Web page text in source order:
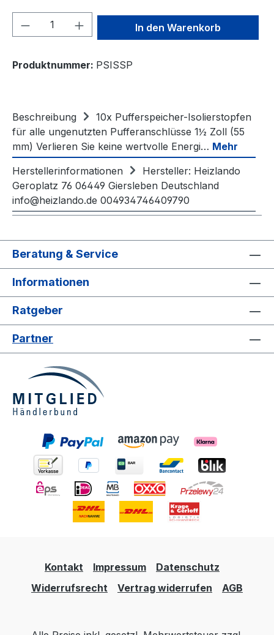
Produkt Anzahl: Gib denIn den Warenkorb
Produktnummer: PSISSP
Beschreibung
10x Pufferspeicher-Isolierstopfen
für alle ungenutzten Pufferanschlüsse 1½ Zoll (55
mm) Verlieren Sie keine wertvolle Energi… Mehr
Herstellerinformationen
Hersteller: Heizlando
Geroplatz 76 06449 Giersleben Deutschland
info@heizlando.de 004934746409790
Beratung & Service
Informationen
Ratgeber
Partner
Kontakt Impressum
Datenschutz
Widerrufsrecht
Vertrag widerrufen AGB